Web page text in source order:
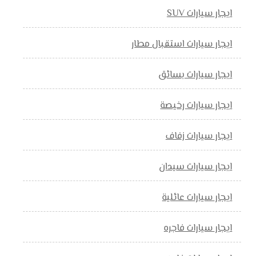
ايجار سيارات SUV
ايجار سيارات استقبال مطار
ايجار سيارات بسائق
ايجار سيارات رخيصة
ايجار سيارات زفاف
ايجار سيارات سيدان
ايجار سيارات عائلية
ايجار سيارات فاجره